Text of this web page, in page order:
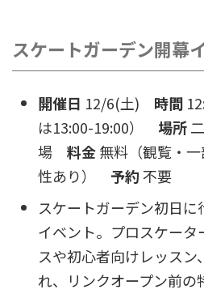
スケートガーデン開幕
開催日 12/6(土) 時間
は13:00-19:00） 場所
場 料金無料（観覧・
性あり） 予約不要
スケートガーデン初日
イベント。プロスケー
スや初心者向けレッス
れ、リンクオープン前の